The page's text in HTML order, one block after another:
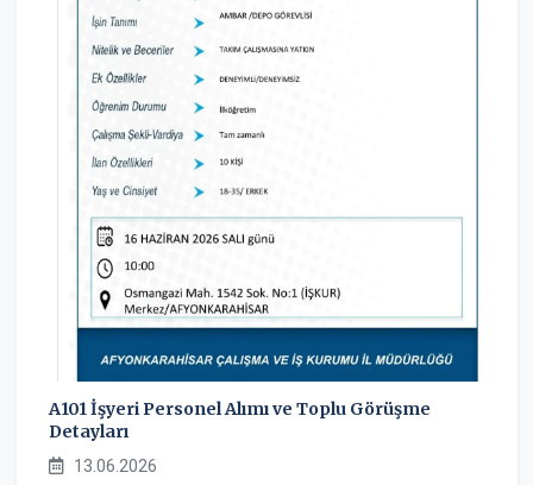
A101 İşyeri Personel Alımı ve Toplu Görüşme
Detayları
13.06.2026